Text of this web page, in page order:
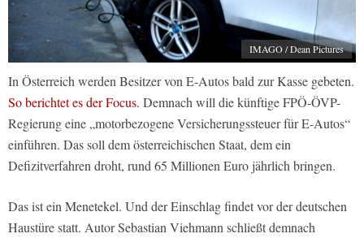
IMAGO / Dean Pictures
In Österreich werden Besitzer von E-Autos bald zur Kasse gebeten.
So berichtet es der Focus. Demnach will die künftige FPÖ-ÖVP-
Regierung eine „motorbezogene Versicherungssteuer für E-Autos“
einführen. Das soll dem österreichischen Staat, dem ein
Defizitverfahren droht, rund 65 Millionen Euro jährlich bringen.
Das ist ein Menetekel. Und der Einschlag findet vor der deutschen
Haustüre statt. Autor Sebastian Viehmann schließt demnach